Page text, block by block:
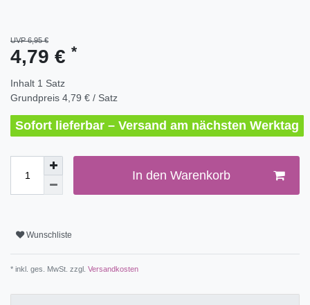
UVP 6,95 €
4,79 € *
Inhalt 1 Satz
Grundpreis 4,79 € / Satz
Sofort lieferbar – Versand am nächsten Werktag
In den Warenkorb
Wunschliste
* inkl. ges. MwSt. zzgl. Versandkosten